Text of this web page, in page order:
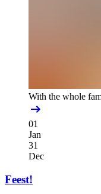
With the whole
01
Jan
31
Dec
Feest!